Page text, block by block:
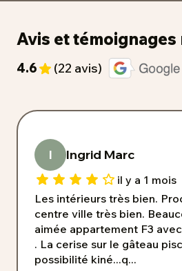
Avis et
4.6 (22 avis)
I Ingrid Marc
il y a 1 mois
Les intérieurs très bien.
centre ville très bien.
aimée appartement F3
. La cerise sur le gâteau
possibilité kiné...q...